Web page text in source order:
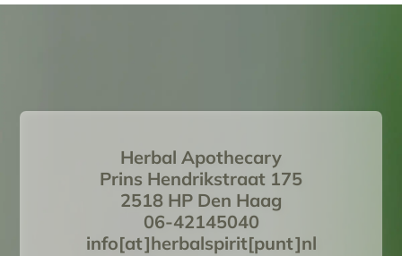
Herbal Apothecary
Prins Hendrikstraat 175
2518 HP Den Haag
06-42145040
info[at]herbalspirit[punt]nl